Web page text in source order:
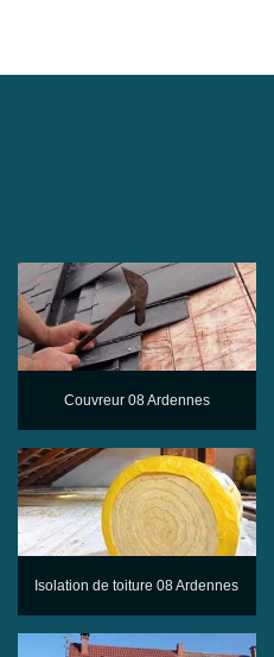
Couvreur 08 Ardennes
Isolation de toiture 08 Ardennes